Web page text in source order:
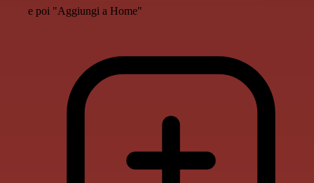
e poi "Aggiungi a Home"